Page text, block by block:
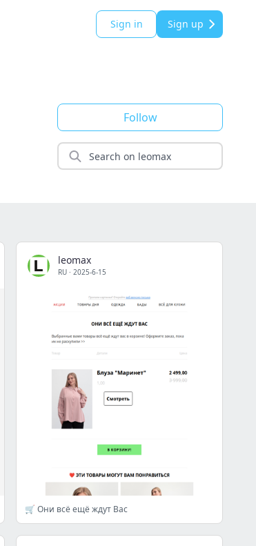
Sign in Sign up
Follow
leomax
RU · 2025-6-15
🛒 Они всё ещё ждут Вас